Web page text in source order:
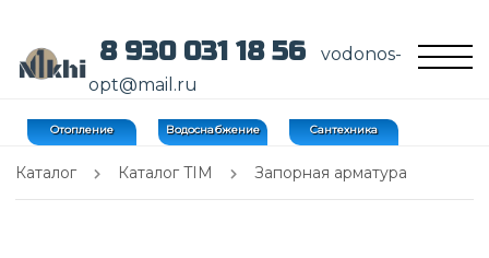
8 930 031 18 56
vodonos-
opt@mail.ru
Отопление Водоснабжение Сантехника
Каталог Каталог TIM Запорная арматура